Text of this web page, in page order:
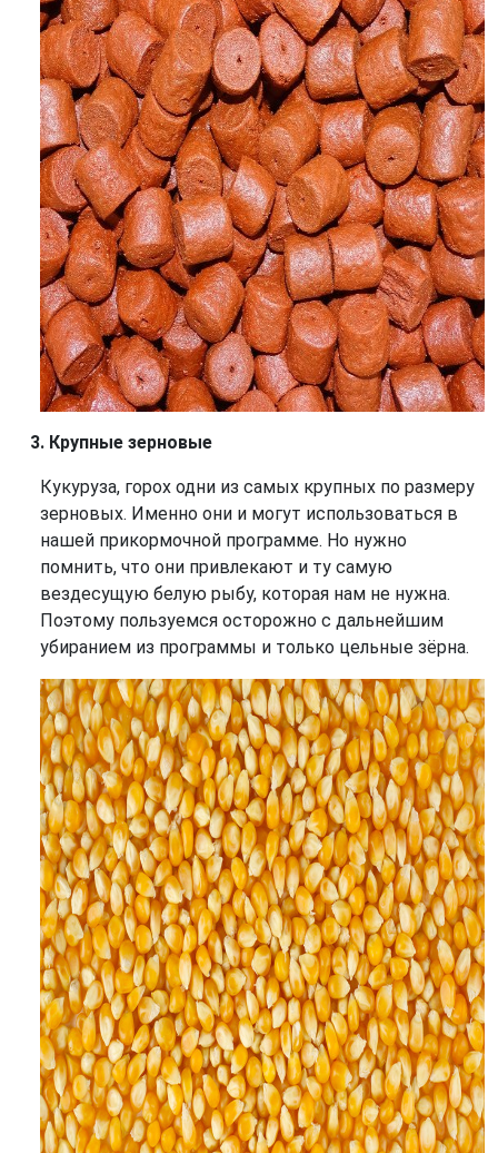
Крупные зерновые
Кукуруза, горох одни из самых крупных по размеру
зерновых. Именно они и могут использоваться в
нашей прикормочной программе. Но нужно
помнить, что они привлекают и ту самую
вездесущую белую рыбу, которая нам не нужна.
Поэтому пользуемся осторожно с дальнейшим
убиранием из программы и только цельные зёрна.